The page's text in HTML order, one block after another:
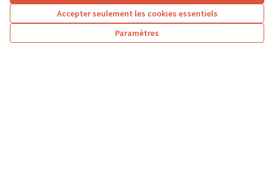
Accepter seulement les cookies essentiels
Paramètres